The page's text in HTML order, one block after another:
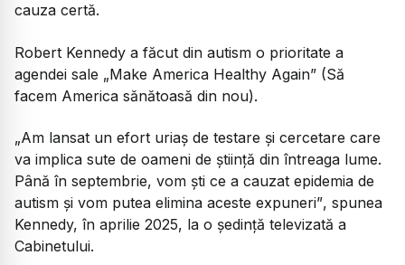
cauza certă.
Robert Kennedy a făcut din autism o prioritate a
agendei sale „Make America Healthy Again” (Să
facem America sănătoasă din nou).
„Am lansat un efort uriaș de testare și cercetare care
va implica sute de oameni de știință din întreaga lume.
Până în septembrie, vom ști ce a cauzat epidemia de
autism și vom putea elimina aceste expuneri”, spunea
Kennedy, în aprilie 2025, la o ședință televizată a
Cabinetului.